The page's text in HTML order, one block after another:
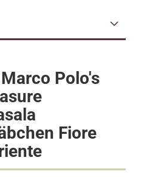
Polo's
Fiore